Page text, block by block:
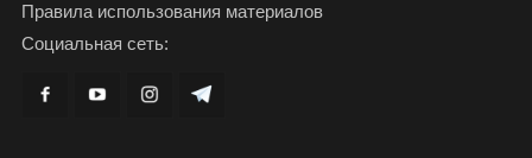
Правила использования материалов
Социальная сеть: